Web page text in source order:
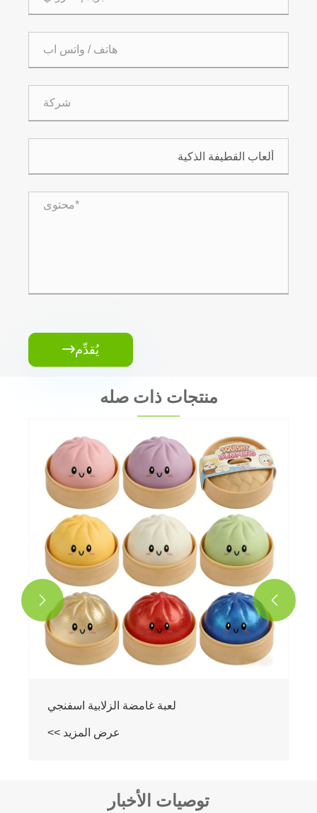
يُقدِّم
منتجات ذات صله
لعبة الكتف المغناطيسية القطيفة
عرض المزيد >>


توصيات الأخبار